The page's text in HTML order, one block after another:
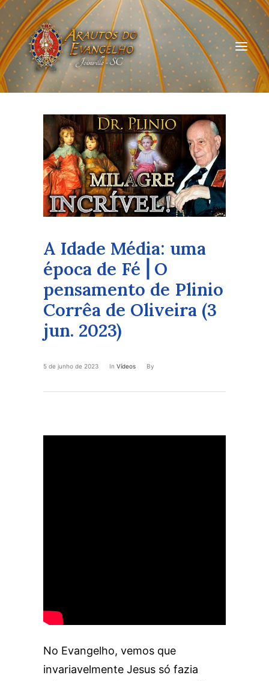
HOME
QUEM SOMOS
ARAUTOS JOINVILLE
CURSOS ON-LINE
A Idade Média: uma
época de Fé ⎜O
pensamento de Plinio
Corrêa de Oliveira (3
jun. 2023)
5 de junho de 2023 In Vídeos By
No Evangelho, vemos que
invariavelmente Jesus só fazia